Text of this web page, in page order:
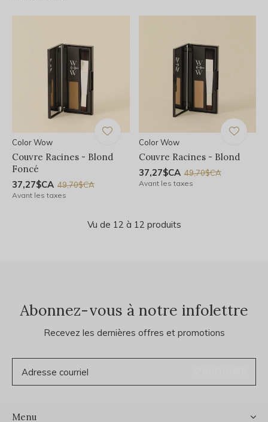
Color Wow
Couvre Racines - Blond
Foncé
37,27$CA 49,70$CA
Avant les taxes
Color Wow
Couvre Racines - Blond
37,27$CA 49,70$CA
Avant les taxes
Vu de 12 à 12 produits
Abonnez-vous à notre infolettre
Recevez les dernières offres et promotions
Menu